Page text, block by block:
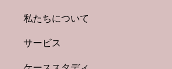
私たちについて
サービス